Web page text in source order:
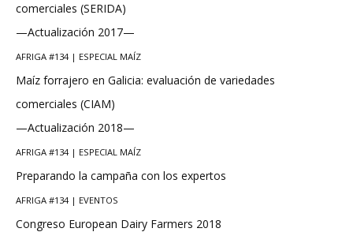
comerciales (SERIDA)
—Actualización 2017—
AFRIGA #134 | ESPECIAL MAÍZ
Maíz forrajero en Galicia: evaluación de variedades
comerciales (CIAM)
—Actualización 2018—
AFRIGA #134 | ESPECIAL MAÍZ
Preparando la campaña con los expertos
AFRIGA #134 | EVENTOS
Congreso European Dairy Farmers 2018